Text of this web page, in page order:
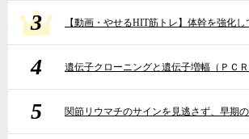
3 【動画・やせるHIT筋トレ】体幹を強化
4 遺伝子クローニングと遺伝子増幅（ＰＣＲ
5 関節リウマチのサインを見逃さず、早期